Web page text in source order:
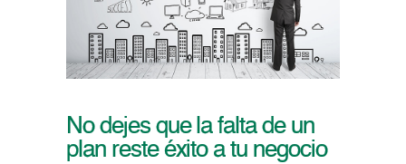
No dejes que la falta de un
plan reste éxito a tu negocio